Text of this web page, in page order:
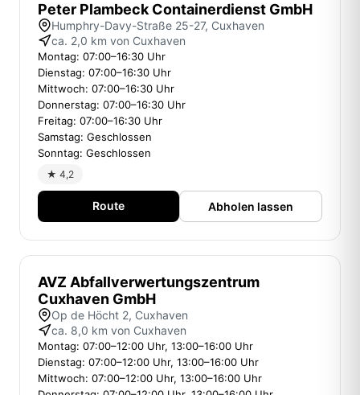
Peter Plambeck Containerdienst GmbH
Humphry-Davy-Straße 25-27, Cuxhaven
ca. 2,0 km von Cuxhaven
Montag: 07:00–16:30 Uhr
Dienstag: 07:00–16:30 Uhr
Mittwoch: 07:00–16:30 Uhr
Donnerstag: 07:00–16:30 Uhr
Freitag: 07:00–16:30 Uhr
Samstag: Geschlossen
Sonntag: Geschlossen
★ 4,2
Route Abholen lassen
AVZ Abfallverwertungszentrum
Cuxhaven GmbH
Op de Höcht 2, Cuxhaven
ca. 8,0 km von Cuxhaven
Montag: 07:00–12:00 Uhr, 13:00–16:00 Uhr
Dienstag: 07:00–12:00 Uhr, 13:00–16:00 Uhr
Mittwoch: 07:00–12:00 Uhr, 13:00–16:00 Uhr